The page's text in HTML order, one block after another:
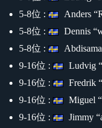
5-8位 :
Anders
5-8位 :
Dennis
5-8位 :
9-16位 :
Ludvig
9-16位 :
Fredrik
9-16位 :
Miguel
9-16位 :
Jimmy